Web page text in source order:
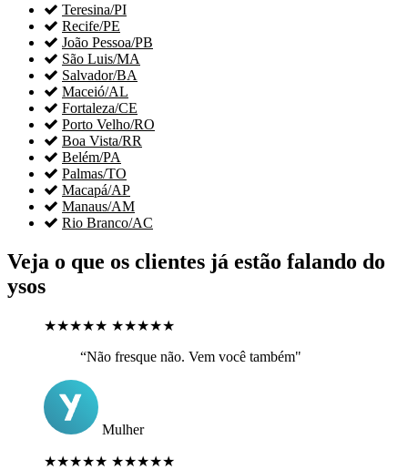
 Teresina/PI
 Recife/PE
 João Pessoa/PB
 São Luis/MA
 Salvador/BA
 Maceió/AL
 Fortaleza/CE
 Porto Velho/RO
 Boa Vista/RR
 Belém/PA
 Palmas/TO
 Macapá/AP
 Manaus/AM
 Rio Branco/AC
Veja o que os clientes já estão falando do
ysos
★★★★★ ★★★★★
“Não fresque não. Vem você também"
Mulher
★★★★★ ★★★★★